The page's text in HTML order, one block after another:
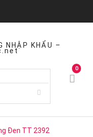
NHẬP KHẨU –
0
Đen TT 2392